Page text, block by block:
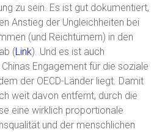
zu sein. Es ist gut dokumentiert,
Anstieg der Ungleichheiten bei
(und Reichtümern) in den
(Link). Und es ist auch
Engagement für die soziale
der OECD-Länder liegt. Damit
weit davon entfernt, durch die
eine wirklich proportionale
und der menschlichen